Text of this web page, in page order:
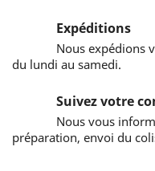
Expéditions
Nous expédions
du lundi au samedi.
Suivez votre
Nous vous
préparation, envoi du